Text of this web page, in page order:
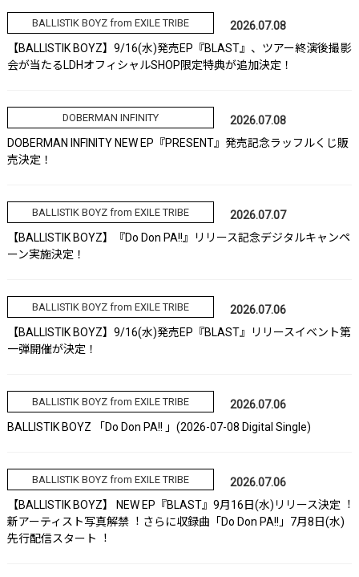
BALLISTIK BOYZ from EXILE TRIBE
2026.07.08
【BALLISTIK BOYZ】9/16(水)発売EP『BLAST』、ツアー終演後撮影
会が当たるLDHオフィシャルSHOP限定特典が追加決定！
DOBERMAN INFINITY
2026.07.08
DOBERMAN INFINITY NEW EP『PRESENT』発売記念ラッフルくじ販
売決定！
BALLISTIK BOYZ from EXILE TRIBE
2026.07.07
【BALLISTIK BOYZ】『Do Don PA!!』リリース記念デジタルキャンペ
ーン実施決定！
BALLISTIK BOYZ from EXILE TRIBE
2026.07.06
【BALLISTIK BOYZ】9/16(水)発売EP『BLAST』リリースイベント第
一弾開催が決定！
BALLISTIK BOYZ from EXILE TRIBE
2026.07.06
BALLISTIK BOYZ 「Do Don PA!! 」(2026-07-08 Digital Single)
BALLISTIK BOYZ from EXILE TRIBE
2026.07.06
【BALLISTIK BOYZ】 NEW EP『BLAST』9⽉16⽇(⽔)リリース決定︕
新アーティスト写真解禁︕ さらに収録曲「Do Don PA!!」7⽉8⽇(⽔)
先⾏配信スタート︕